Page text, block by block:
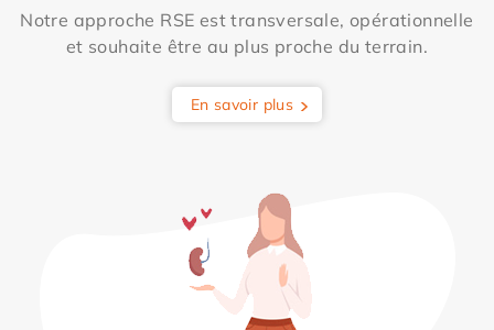
Notre approche RSE est transversale, opérationnelle
et souhaite être au plus proche du terrain.
En savoir plus